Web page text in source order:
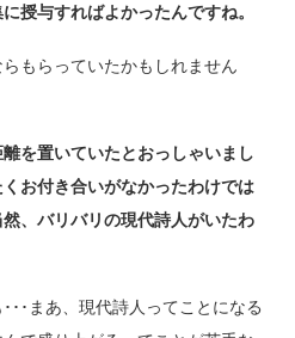
与すればよかったんですね。
もらっていたかもしれません
置いていたとおっしゃいまし
お付き合いがなかったわけでは
、バリバリの現代詩人がいたわ
･･まあ、現代詩人ってことになる